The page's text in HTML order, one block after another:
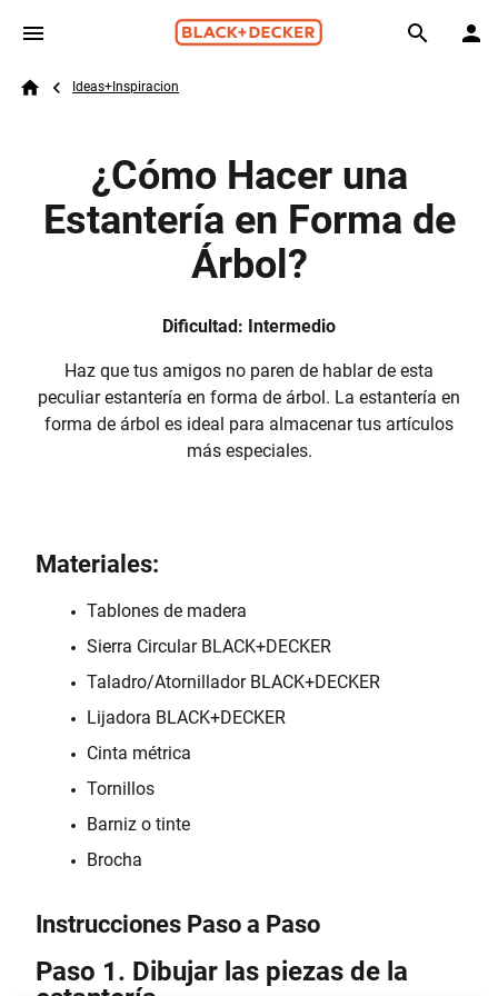
Skip to main content
Search
Breadcrumb
Ideas+Inspiracion
¿Cómo Hacer una
Estantería en Forma de
Árbol?
Dificultad: Intermedio
Haz que tus amigos no paren de hablar de esta
peculiar estantería en forma de árbol. La estantería en
forma de árbol es ideal para almacenar tus artículos
más especiales.
Materiales:
Tablones de madera
Sierra Circular BLACK+DECKER
Taladro/Atornillador BLACK+DECKER
Lijadora BLACK+DECKER
Cinta métrica
Tornillos
Barniz o tinte
Brocha
Instrucciones Paso a Paso
Paso 1. Dibujar las piezas de la